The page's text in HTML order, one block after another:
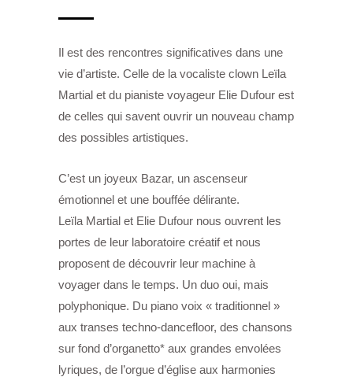
Il est des rencontres significatives dans une
vie d’artiste. Celle de la vocaliste clown Leïla
Martial et du pianiste voyageur Elie Dufour est
de celles qui savent ouvrir un nouveau champ
des possibles artistiques.
C’est un joyeux Bazar, un ascenseur
émotionnel et une bouffée délirante.
Leïla Martial et Elie Dufour nous ouvrent les
portes de leur laboratoire créatif et nous
proposent de découvrir leur machine à
voyager dans le temps. Un duo oui, mais
polyphonique. Du piano voix « traditionnel »
aux transes techno-dancefloor, des chansons
sur fond d’organetto* aux grandes envolées
lyriques, de l’orgue d’église aux harmonies